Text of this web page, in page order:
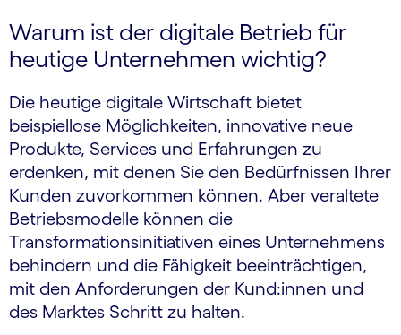
Warum ist der digitale Betrieb für
heutige Unternehmen wichtig?
Die heutige digitale Wirtschaft bietet
beispiellose Möglichkeiten, innovative neue
Produkte, Services und Erfahrungen zu
erdenken, mit denen Sie den Bedürfnissen Ihrer
Kunden zuvorkommen können. Aber veraltete
Betriebsmodelle können die
Transformationsinitiativen eines Unternehmens
behindern und die Fähigkeit beeinträchtigen,
mit den Anforderungen der Kund:innen und
des Marktes Schritt zu halten.